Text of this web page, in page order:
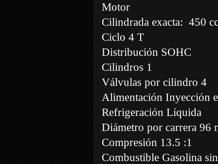
Motor
Cilindrada exacta: 450
Ciclo 4 T
Distribución SOHC
Cilindros 1
Válvulas por cilindro 4
Alimentación Inyección
Refrigeración Líquida
Diámetro por carrera 96
Compresión 13.5 :1
Combustible Gasolina